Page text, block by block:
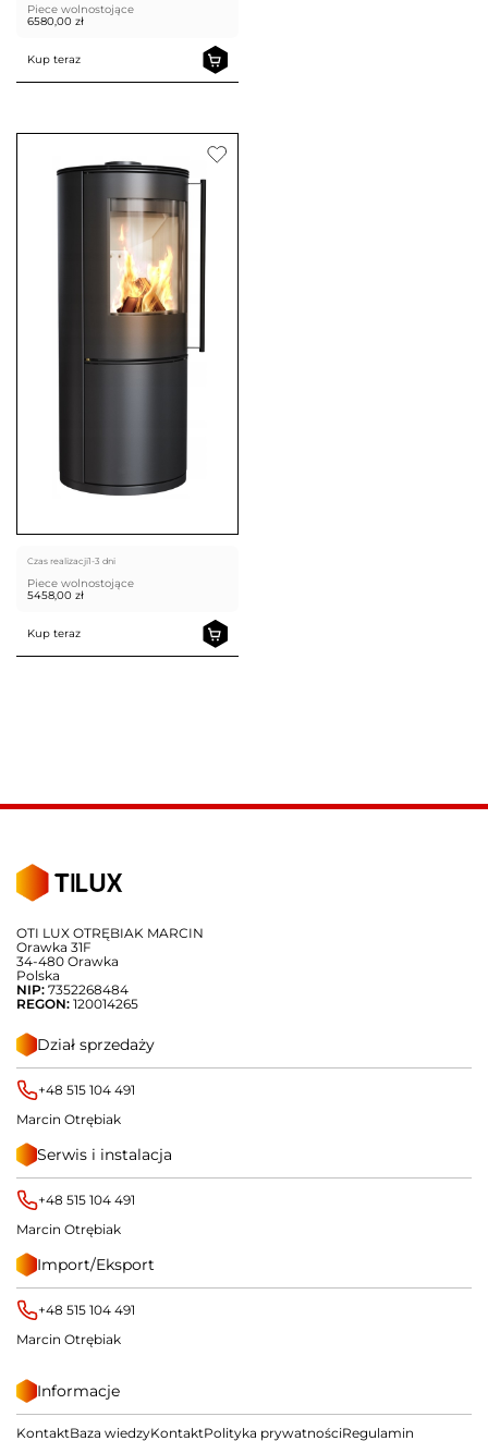
Piece wolnostojące
6580,00 zł
Kup teraz
Czas realizacji1-3 dni
Piece wolnostojące
5458,00 zł
Kup teraz
OTI LUX OTRĘBIAK MARCIN
Orawka 31F
34-480 Orawka
Polska
NIP: 7352268484
REGON: 120014265
Dział sprzedaży
+48 515 104 491
Marcin Otrębiak
Serwis i instalacja
+48 515 104 491
Marcin Otrębiak
Import/Eksport
+48 515 104 491
Marcin Otrębiak
Informacje
KontaktBaza wiedzyKontaktPolityka prywatnościRegulamin